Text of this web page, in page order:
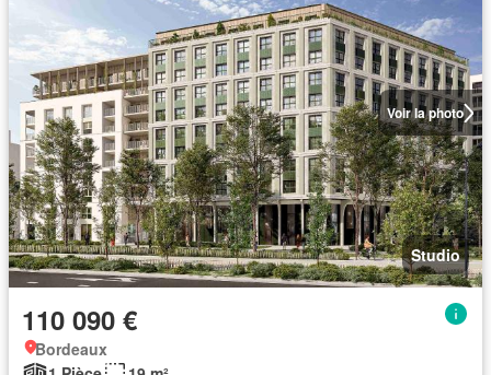
Voir la photo
Studio
110 090 €
Bordeaux